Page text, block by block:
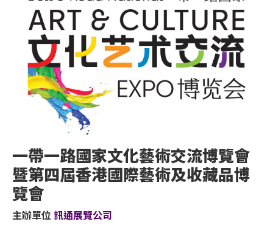
一帶一路國家文化藝術交流博覽會
暨第四屆香港國際藝術及收藏品博
覽會
主辦單位 訊通展覽公司